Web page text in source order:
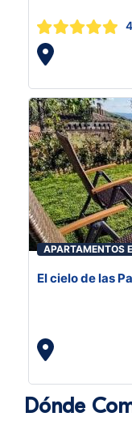
APARTAMENTOS
El cielo de las
Dónde